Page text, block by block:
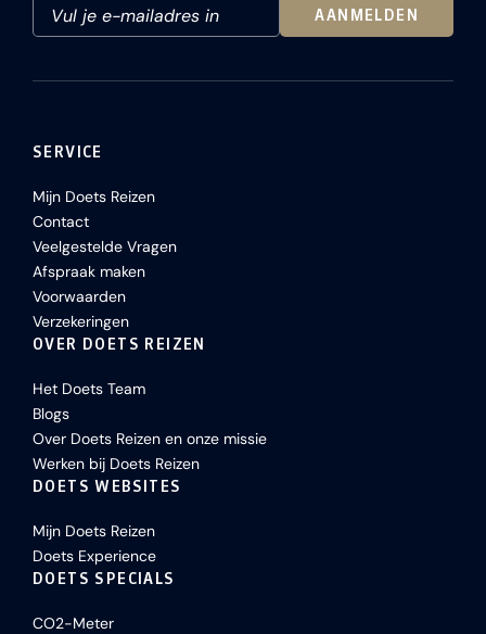
AANMELDEN
SERVICE
Mijn Doets Reizen
Contact
Veelgestelde Vragen
Afspraak maken
Voorwaarden
Verzekeringen
OVER DOETS REIZEN
Het Doets Team
Blogs
Over Doets Reizen en onze missie
Werken bij Doets Reizen
DOETS WEBSITES
Mijn Doets Reizen
Doets Experience
DOETS SPECIALS
CO2-Meter